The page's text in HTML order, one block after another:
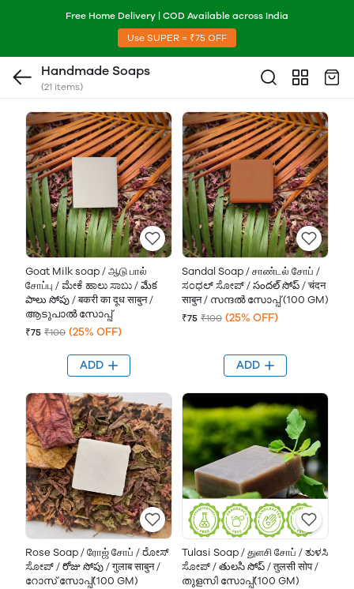
Free Home Delivery | COD Available across India
Use SUPER = ₹75 OFF
Handmade Soaps
(21 items)
Goat Milk soap / ஆடு பால்
சோப்பு / ಮೇಕೆ ಹಾಲು ಸಾಬು / మేక
పాలు సోపు / बकरी का दूध साबुन /
ആടുപാൽ സോപ്പ്
₹75 ₹100 (25% OFF)
ADD
Sandal Soap / சாண்டல் சோப் /
ಸಂಧಲ್ ಸೋಪ್ / సందల్ సోప్ / चंदन
साबुन / സന്ദൽ സോപ്പ് (100 GM)
₹75 ₹100 (25% OFF)
ADD
Rose Soap / ரோஜ் சோப் / ರೋಸ್
ಸೋಪ್ / రోజు సోపు / गुलाब साबुन /
റോസ് സോപ്പ്(100 GM)
Tulasi Soap / துளசி சோப் / ತುಳಸಿ
ಸೋಪ್ / తులసి సోప్ / तुलसी सोप /
തുളസി സോപ്പ്(100 GM)